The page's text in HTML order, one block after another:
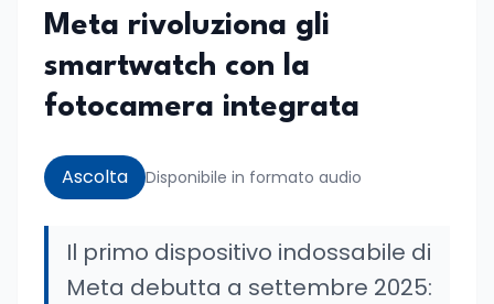
Meta rivoluziona gli
smartwatch con la
fotocamera integrata
Ascolta Disponibile in formato audio
Il primo dispositivo indossabile di
Meta debutta a settembre 2025: